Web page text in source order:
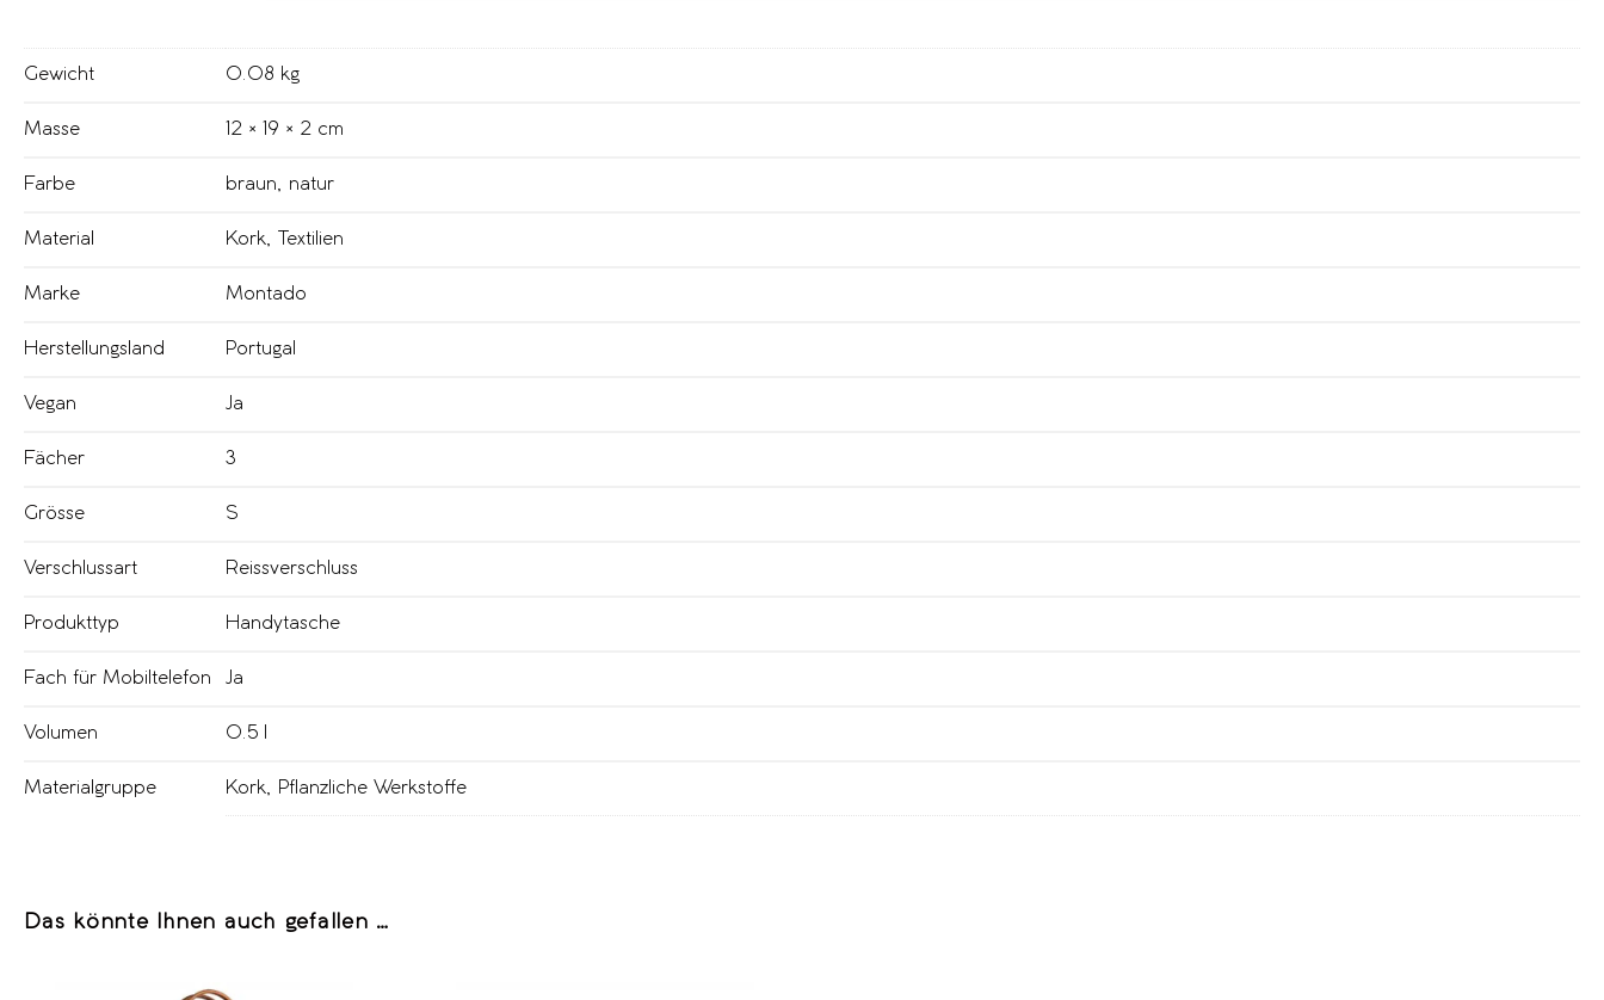
Gewicht 0.08 kg
Masse 12 × 19 × 2 cm
Farbe braun natur
Material Kork Textilien
Marke Montado
Herstellungsland Portugal
Vegan Ja
Fächer 3
Grösse S
Verschlussart Reissverschluss
Produkttyp Handytasche
Fach für Mobiltelefon Ja
Volumen 0.5 l
Materialgruppe Kork Pflanzliche Werkstoffe
Das könnte Ihnen auch gefallen …